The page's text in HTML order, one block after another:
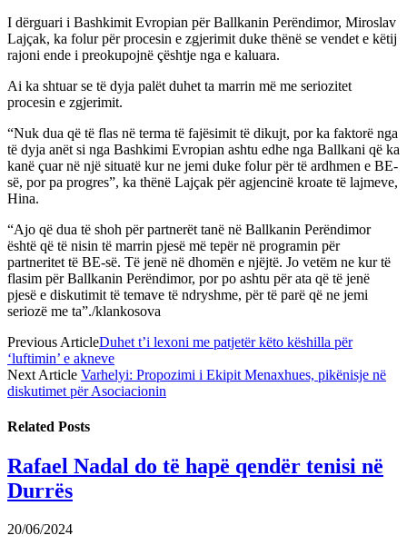
I dërguari i Bashkimit Evropian për Ballkanin Perëndimor, Miroslav
Lajçak, ka folur për procesin e zgjerimit duke thënë se vendet e këtij
rajoni ende i preokupojnë çështje nga e kaluara.
Ai ka shtuar se të dyja palët duhet ta marrin më me seriozitet
procesin e zgjerimit.
“Nuk dua që të flas në terma të fajësimit të dikujt, por ka faktorë nga
të dyja anët si nga Bashkimi Evropian ashtu edhe nga Ballkani që ka
kanë çuar në një situatë kur ne jemi duke folur për të ardhmen e BE-
së, por pa progres”, ka thënë Lajçak për agjencinë kroate të lajmeve,
Hina.
“Ajo që dua të shoh për partnerët tanë në Ballkanin Perëndimor
është që të nisin të marrin pjesë më tepër në programin për
partneritet të BE-së. Të jenë në dhomën e njëjtë. Jo vetëm ne kur të
flasim për Ballkanin Perëndimor, por po ashtu për ata që të jenë
pjesë e diskutimit të temave të ndryshme, për të parë që ne jemi
seriozë me ta”./klankosova
Previous ArticleDuhet t’i lexoni me patjetër këto këshilla për
‘luftimin’ e akneve
Next Article Varhelyi: Propozimi i Ekipit Menaxhues, pikënisje në
diskutimet për Asociacionin
Related Posts
Rafael Nadal do të hapë qendër tenisi në
Durrës
20/06/2024